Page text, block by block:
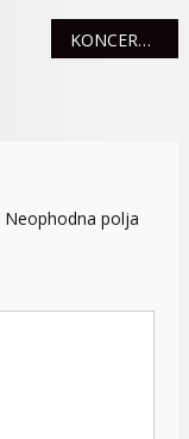
KONCERT SARE NIKOLIĆ
Neophodna polja